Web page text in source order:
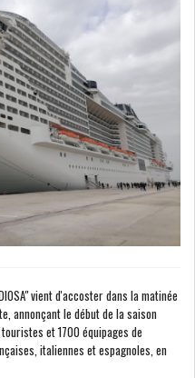
COMMUNIQUÉS DE
PRESSE
DE TUNIS : UN BILAN
LA BANQUE DE
CHERCHE DEUX
vient d'accoster dans la matinée
annonçant le début de la saison
et 1700 équipages de
italiennes et espagnoles, en